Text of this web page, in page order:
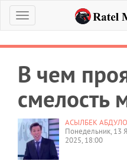
Меню
В чем
смелость
АСЫЛБЕК
Понедельник, 13
2025, 18:00